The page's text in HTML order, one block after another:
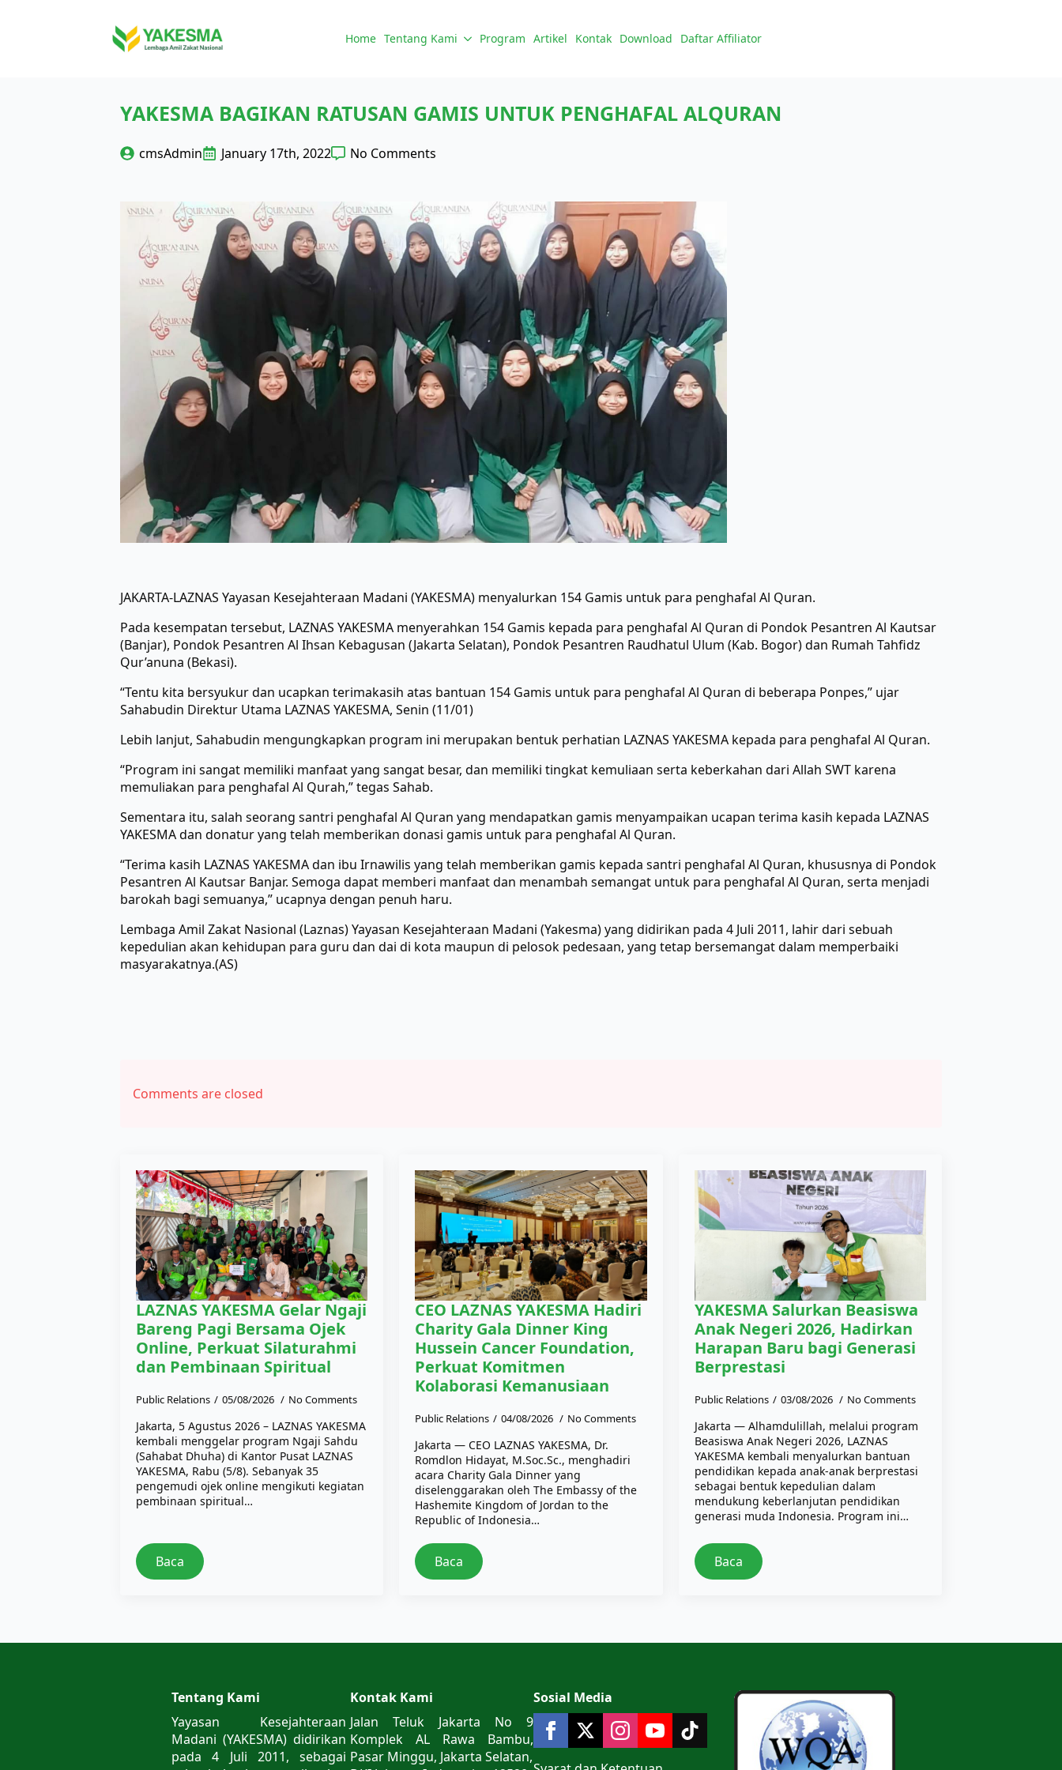
Home Tentang Kami Program Artikel Kontak Download Daftar Affiliator
YAKESMA BAGIKAN RATUSAN GAMIS UNTUK PENGHAFAL ALQURAN
cmsAdmin January 17th, 2022 No Comments
JAKARTA-LAZNAS Yayasan Kesejahteraan Madani (YAKESMA) menyalurkan 154 Gamis untuk para penghafal Al Quran.
Pada kesempatan tersebut, LAZNAS YAKESMA menyerahkan 154 Gamis kepada para penghafal Al Quran di Pondok Pesantren Al Kautsar
(Banjar), Pondok Pesantren Al Ihsan Kebagusan (Jakarta Selatan), Pondok Pesantren Raudhatul Ulum (Kab. Bogor) dan Rumah Tahfidz
Qur’anuna (Bekasi).
“Tentu kita bersyukur dan ucapkan terimakasih atas bantuan 154 Gamis untuk para penghafal Al Quran di beberapa Ponpes,” ujar
Sahabudin Direktur Utama LAZNAS YAKESMA, Senin (11/01)
Lebih lanjut, Sahabudin mengungkapkan program ini merupakan bentuk perhatian LAZNAS YAKESMA kepada para penghafal Al Quran.
“Program ini sangat memiliki manfaat yang sangat besar, dan memiliki tingkat kemuliaan serta keberkahan dari Allah SWT karena
memuliakan para penghafal Al Qurah,” tegas Sahab.
Sementara itu, salah seorang santri penghafal Al Quran yang mendapatkan gamis menyampaikan ucapan terima kasih kepada LAZNAS
YAKESMA dan donatur yang telah memberikan donasi gamis untuk para penghafal Al Quran.
“Terima kasih LAZNAS YAKESMA dan ibu Irnawilis yang telah memberikan gamis kepada santri penghafal Al Quran, khususnya di Pondok
Pesantren Al Kautsar Banjar. Semoga dapat memberi manfaat dan menambah semangat untuk para penghafal Al Quran, serta menjadi
barokah bagi semuanya,” ucapnya dengan penuh haru.
Lembaga Amil Zakat Nasional (Laznas) Yayasan Kesejahteraan Madani (Yakesma) yang didirikan pada 4 Juli 2011, lahir dari sebuah
kepedulian akan kehidupan para guru dan dai di kota maupun di pelosok pedesaan, yang tetap bersemangat dalam memperbaiki
masyarakatnya.(AS)
Comments are closed
LAZNAS YAKESMA Gelar Ngaji
Bareng Pagi Bersama Ojek
Online, Perkuat Silaturahmi
dan Pembinaan Spiritual
Public Relations 05/08/2026 No Comments
Jakarta, 5 Agustus 2026 – LAZNAS YAKESMA
kembali menggelar program Ngaji Sahdu
(Sahabat Dhuha) di Kantor Pusat LAZNAS
YAKESMA, Rabu (5/8). Sebanyak 35
pengemudi ojek online mengikuti kegiatan
pembinaan spiritual…
Baca
CEO LAZNAS YAKESMA Hadiri
Charity Gala Dinner King
Hussein Cancer Foundation,
Perkuat Komitmen
Kolaborasi Kemanusiaan
Public Relations 04/08/2026 No Comments
Jakarta — CEO LAZNAS YAKESMA, Dr.
Romdlon Hidayat, M.Soc.Sc., menghadiri
acara Charity Gala Dinner yang
diselenggarakan oleh The Embassy of the
Hashemite Kingdom of Jordan to the
Republic of Indonesia…
Baca
YAKESMA Salurkan Beasiswa
Anak Negeri 2026, Hadirkan
Harapan Baru bagi Generasi
Berprestasi
Public Relations 03/08/2026 No Comments
Jakarta — Alhamdulillah, melalui program
Beasiswa Anak Negeri 2026, LAZNAS
YAKESMA kembali menyalurkan bantuan
pendidikan kepada anak-anak berprestasi
sebagai bentuk kepedulian dalam
mendukung keberlanjutan pendidikan
generasi muda Indonesia. Program ini…
Baca
Tentang Kami
Yayasan Kesejahteraan
Madani (YAKESMA) didirikan
pada 4 Juli 2011, sebagai
Kontak Kami
Jalan Teluk Jakarta No 9
Komplek AL Rawa Bambu,
Pasar Minggu, Jakarta Selatan,
Sosial Media